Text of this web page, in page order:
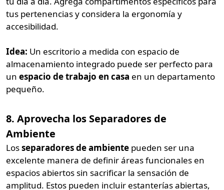
tus pertenencias y considera la ergonomía y
accesibilidad.
Idea: Un escritorio a medida con espacio de
almacenamiento integrado puede ser perfecto para
un espacio de trabajo en casa en un departamento
pequeño.
8. Aprovecha los Separadores de
Ambiente
Losseparadores de ambiente pueden ser una
excelente manera de definir áreas funcionales en
espacios abiertos sin sacrificar la sensación de
amplitud. Estos pueden incluir estanterías abiertas,